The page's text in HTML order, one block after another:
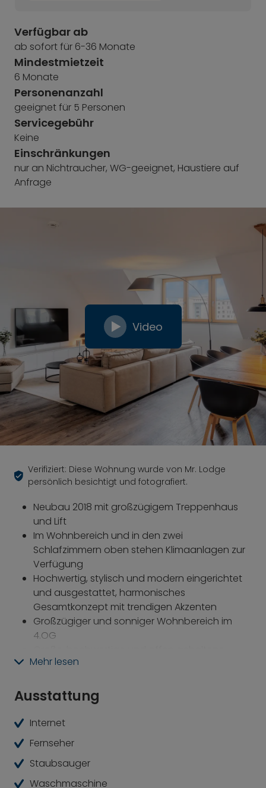
Verfügbar ab
ab sofort für 6-36 Monate
Mindestmietzeit
6 Monate
Personenanzahl
geeignet für 5 Personen
Servicegebühr
Keine
Einschränkungen
nur an Nichtraucher, WG-geeignet, Haustiere auf
Anfrage
Video
Verifiziert: Diese Wohnung wurde von Mr. Lodge
persönlich besichtigt und fotografiert.
Neubau 2018 mit großzügigem Treppenhaus
und Lift
Im Wohnbereich und in den zwei
Schlafzimmern oben stehen Klimaanlagen zur
Verfügung
Hochwertig, stylisch und modern eingerichtet
und ausgestattet, harmonisches
Gesamtkonzept mit trendigen Akzenten
Großzügiger und sonniger Wohnbereich im
4.OG
Einbauküche mit Kochinsel und
Zugang zur Dachterrasse von der Küche aus
Drei komfortable Schlafzimmer:
Elternschlafzimmer im 4.OG mit ensuite-
und zwei Schlafzimmer im Dachgeschoss
Das Elternschlafzimmer im 4.OG liegt zum
grünen und ruhigen Innenhofbereich
Mehr lesen
Ausstattung
Internet
Fernseher
Staubsauger
Waschmaschine